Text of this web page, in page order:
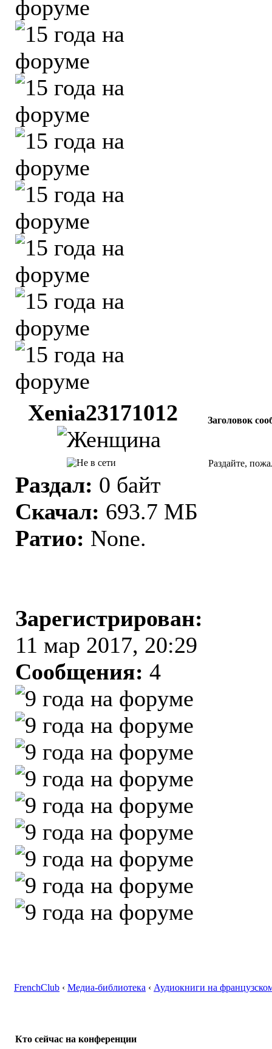
Xenia23171012 Заголовок
Раздал: 0 байт
Скачал: 693.7 МБ
Ратио: None.
Зарегистрирован:
11 мар 2017, 20:29
Сообщения: 4
Раздайте,
FrenchClub ‹ Медиа-библиотека ‹ Аудиокниги на
Кто сейчас на конференции